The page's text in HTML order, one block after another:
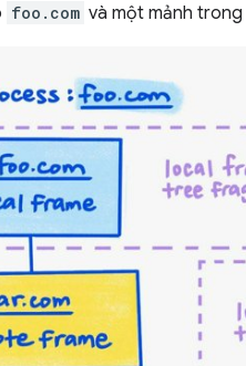
foo.com và một mảnh